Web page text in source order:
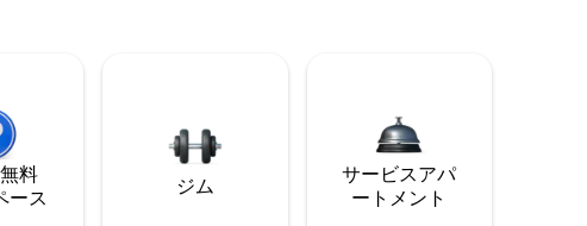
料
ー⁠ス
ジム
サービスアパ
ートメント